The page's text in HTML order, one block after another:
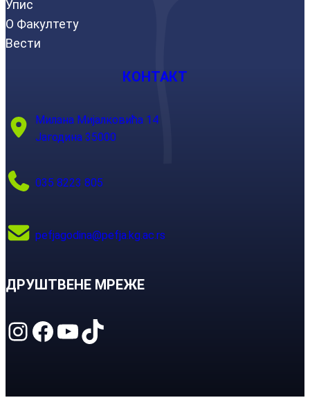
Упис
О Факултету
Вести
КОНТАКТ
Милана Мијалковића 14
Јагодина 35000
035 8223 805
pefjagodina@pefja.kg.ac.rs
ДРУШТВЕНЕ МРЕЖЕ
Instagram Facebook YouTube TikTok